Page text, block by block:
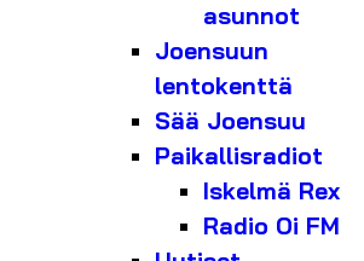
asunnot
Joensuun
lentokenttä
Sää Joensuu
Paikallisradiot
Iskelmä Rex
Radio Oi FM